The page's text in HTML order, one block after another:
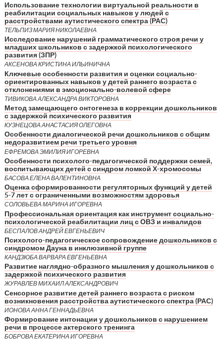
Использование технологии виртуальной реальности в
реабилитации социальных навыков у людей с
расстройствами аутистического спектра (РАС)
ТЕЛЬПИЗ МАРИЯ НИКОЛАЕВНА
Исследование нарушений грамматического строя речи у
младших школьников с задержкой психологического
развития (ЗПР)
АКСЕНОВА КРИСТИНА ИЛЬИНИЧНА
Ключевые особенности развития и оценки социально-
ориентированных навыков у детей раннего возраста с
отклонениями в эмоционально-волевой сфере
ТИВИКОВА АЛЕКСАНДРА ВИКТОРОВНА
Метод замещающего онтогенеза в коррекции дошкольников
с задержкой психического развития
КУЗНЕЦОВА АНАСТАСИЯ ОЛЕГОВНА
Особенности диалогической речи дошкольников с общим
недоразвитием речи третьего уровня
ЕФРЕМОВА ЭМИЛИЯ ИГОРЕВНА
Особенности психолого-педагогической поддержки семей,
воспитывающих детей с синдром ломкой Х-хромосомы
БАСОВА ЕЛЕНА ВАЛЕНТИНОВНА
Оценка сформированности регуляторных функций у детей
5-7 лет с ограниченными возможностям здоровья
СОЛОВЬЕВА МАРИНА ИГОРЕВНА
Профессиональная ориентация как инструмент социально-
психологической реабилитации лиц с ОВЗ и инвалидов
БЕСПАЛОВ АНДРЕЙ ЕВГЕНЬЕВИЧ
Психолого-педагогическое сопровождение дошкольников с
синдромом Дауна в инклюзивной группе
КАНДЗЮБА ВАРВАРА ЕВГЕНЬЕВНА
Развитие наглядно-образного мышления у дошкольников с
задержкой психического развития
ЖУРАВЛЕВ МИХАИЛ АЛЕКСАНДРОВИЧ
Сенсорное развитие детей раннего возраста с риском
возникновения расстройства аутистического спектра (РАС)
ИОНОВА АННА ГЕННАДЬЕВНА
Формирование интонации у дошкольников с нарушением
речи в процессе актерского тренинга
БОБРОВА ЕКАТЕРИНА ИГОРЕВНА